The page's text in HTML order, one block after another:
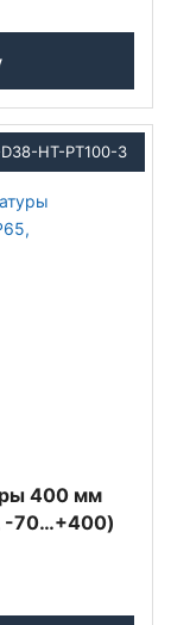
HT-PT100-3
400 мм
-70…+400)